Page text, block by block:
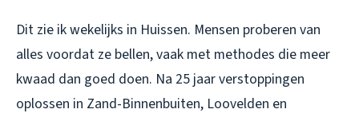
Dit zie ik wekelijks in Huissen. Mensen proberen van
alles voordat ze bellen, vaak met methodes die meer
kwaad dan goed doen. Na 25 jaar verstoppingen
oplossen in Zand-Binnenbuiten, Loovelden en